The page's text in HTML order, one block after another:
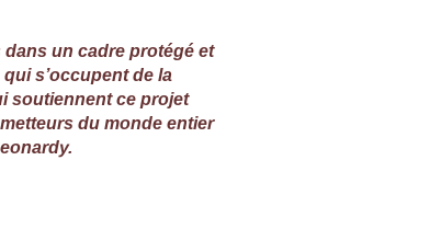
un cadre protégé et
s’occupent de la
soutiennent ce projet
du monde entier
.